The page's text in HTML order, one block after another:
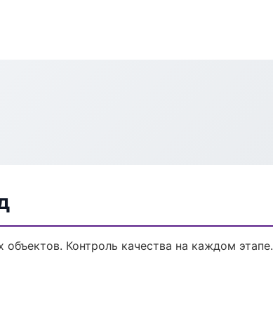
Контроль качества на каждом этапе.